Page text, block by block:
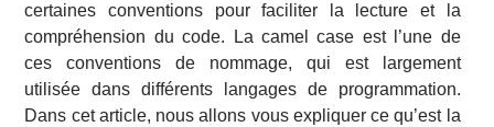
certaines conventions pour faciliter la lecture et la
compréhension du code. La camel case est l’une de
ces conventions de nommage, qui est largement
utilisée dans différents langages de programmation.
Dans cet article, nous allons vous expliquer ce qu’est la